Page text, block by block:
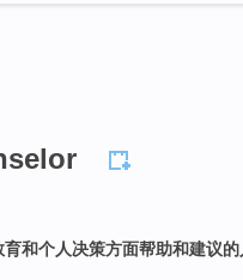
和个人决策方面帮助和建议的